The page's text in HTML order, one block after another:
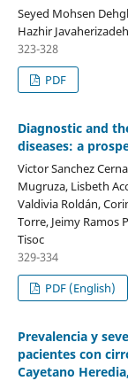
Seyed Mohsen
Hazhir Javaherizadeh
323-328
PDF
Diagnostic and
diseases: a
Victor Sanchez
Mugruza, Lisbeth
Valdivia Roldán,
Torre, Jeimy Ramos
Tisoc
329-334
PDF (English)
Prevalencia y
pacientes con
Cayetano